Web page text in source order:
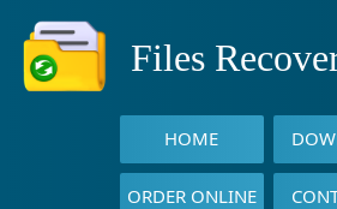
Files
HOME
ORDER ONLINE